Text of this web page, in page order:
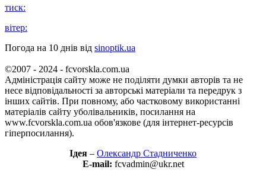
тиск:
вітер:
Погода на 10 днів від sinoptik.ua
©2007 - 2024 - fcvorskla.com.ua
Адміністрація сайту може не поділяти думки авторів та не
несе відповідальності за авторські матеріали та передрук з
інших сайтів. При повному, або частковому використанні
матеріалів сайту уболівальників, посилання на
www.fcvorskla.com.ua обов'язкове (для інтернет-ресурсів
гіперпосилання).
Ідея – Олександр Стадниченко
E-mail: fcvadmin@ukr.net